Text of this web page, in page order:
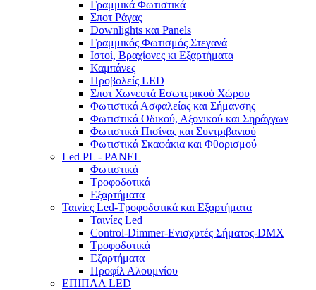
Γραμμικά Φωτιστικά
Σποτ Ράγας
Downlights και Panels
Γραμμικός Φωτισμός Στεγανά
Ιστοί, Βραχίονες κι Εξαρτήματα
Καμπάνες
Προβολείς LED
Σποτ Χωνευτά Εσωτερικού Χώρου
Φωτιστικά Ασφαλείας και Σήμανσης
Φωτιστικά Οδικού, Αξονικού και Σηράγγων
Φωτιστικά Πισίνας και Συντριβανιού
Φωτιστικά Σκαφάκια και Φθορισμού
Led PL - PANEL
Φωτιστικά
Τροφοδοτικά
Εξαρτήματα
Ταινίες Led-Τροφοδοτικά και Εξαρτήματα
Ταινίες Led
Control-Dimmer-Ενισχυτές Σήματος-DMX
Τροφοδοτικά
Εξαρτήματα
Προφίλ Αλουμνίου
ΕΠΙΠΛΑ LED